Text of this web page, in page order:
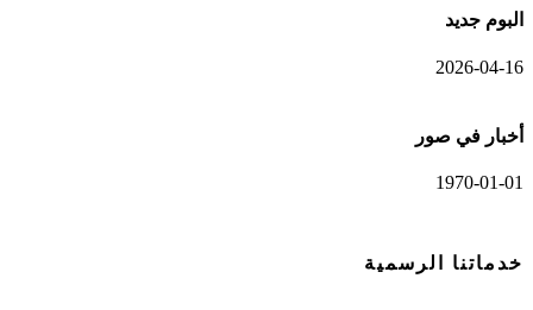
البوم جديد
2026-04-16
أخبار في صور
1970-01-01
خدماتنا الرسمية